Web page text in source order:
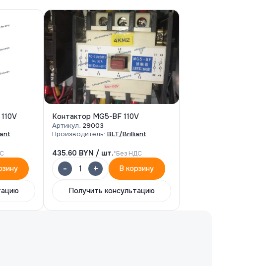
Контактор MG5-BF 110V
Артикул: 29003
Производитель: BLT/Brilliant
435.60 BYN / шт.*Без НДС
- 1 + В корзину
Получить консультацию